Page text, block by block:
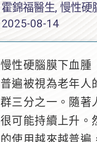
霍錦福醫生, 慢性硬
2025-08-14
慢性硬腦膜下血
普遍被視為老年
群三分之一。隨著
很可能持續上升。
的使用越來越普